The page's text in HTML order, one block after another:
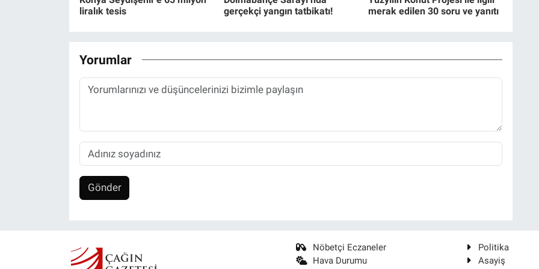
liralık tesis
gerçekçi yangın tatbikatı!
merak edilen 30 soru ve yanıtı
Yorumlar
Gönder
Nöbetçi Eczaneler
Hava Durumu
Politika
Asayiş